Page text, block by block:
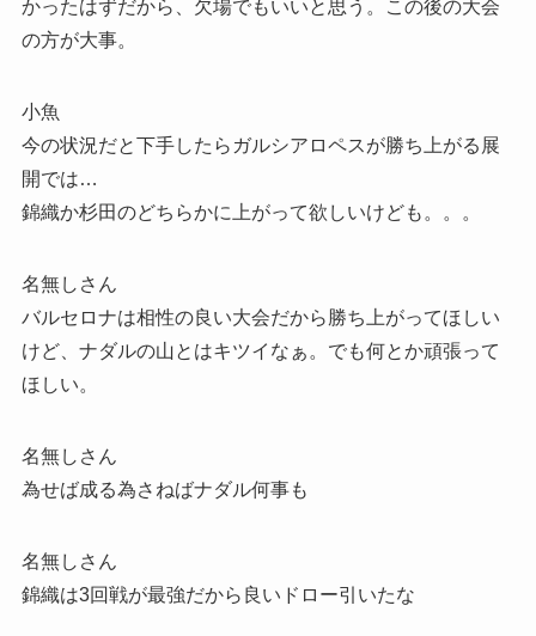
かったはずだから、欠場でもいいと思う。この後の大会
の方が大事。
小魚
今の状況だと下手したらガルシアロペスが勝ち上がる展
開では…
錦織か杉田のどちらかに上がって欲しいけども。。。
名無しさん
バルセロナは相性の良い大会だから勝ち上がってほしい
けど、ナダルの山とはキツイなぁ。でも何とか頑張って
ほしい。
名無しさん
為せば成る為さねばナダル何事も
名無しさん
錦織は3回戦が最強だから良いドロー引いたな